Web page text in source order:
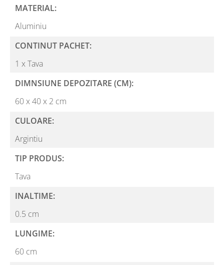
MATERIAL:
Aluminiu
CONTINUT PACHET:
1 x Tava
DIMNSIUNE DEPOZITARE (CM):
60 x 40 x 2 cm
CULOARE:
Argintiu
TIP PRODUS:
Tava
INALTIME:
0.5 cm
LUNGIME:
60 cm